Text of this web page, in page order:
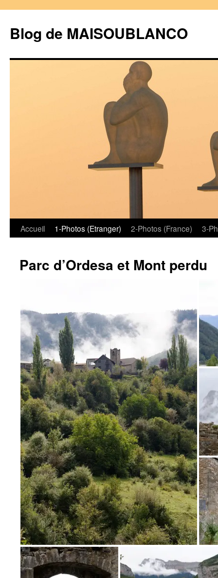
Blog de MAISOUBLANCO
Aller
contenu
Accueil 1-Photos (Etranger) 2-Photos (France) 3-
Parc d’Ordesa et Mont perdu